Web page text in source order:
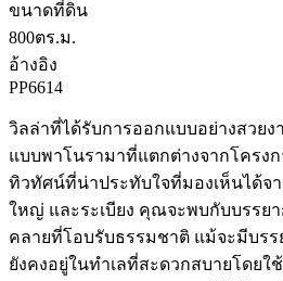
ขนาดที่ดิน
800ตร.ม.
อ้างอิง
PP6614
วิลล่าที่ได้รับการออกแบบอย่างสวย
แบบพาโนรามาที่แตกต่างจากโครง
ทิวทัศน์ที่น่าประทับใจที่มองเห็นได้จ
ใหญ่ และระเบียง คุณจะพบกับบรรย
คลายที่โอบรับธรรมชาติ แม้จะมีบรร
ยังคงอยู่ในทำเลที่สะดวกสบายโดยใ